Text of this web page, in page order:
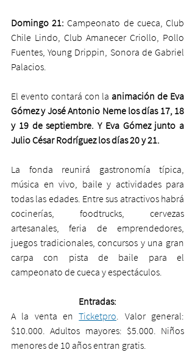
Domingo 21: Campeonato de cueca, Club
Chile Lindo, Club Amanecer Criollo, Pollo
Fuentes, Young Drippin, Sonora de Gabriel
Palacios.
El evento contará con la animación de Eva
Gómez y José Antonio Neme los días 17, 18
y 19 de septiembre. Y Eva Gómez junto a
Julio César Rodríguez los días 20 y 21.
La fonda reunirá gastronomía típica,
música en vivo, baile y actividades para
todas las edades. Entre sus atractivos habrá
cocinerías, foodtrucks, cervezas
artesanales, feria de emprendedores,
juegos tradicionales, concursos y una gran
carpa con pista de baile para el
campeonato de cueca y espectáculos.
Entradas:
A la venta en Ticketpro. Valor general:
$10.000. Adultos mayores: $5.000. Niños
menores de 10 años entran gratis.